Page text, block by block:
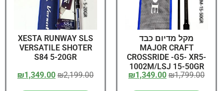
מקל מדיום כבד
MAJOR CRAFT
CROSSRIDE -G5- XR5-
1002M/LSJ 15-50GR
₪1,799.00
₪1,349.00
XESTA RUNWAY SLS
VERSATILE SHOTER
S84 5-20GR
₪2,199.00
₪1,349.00